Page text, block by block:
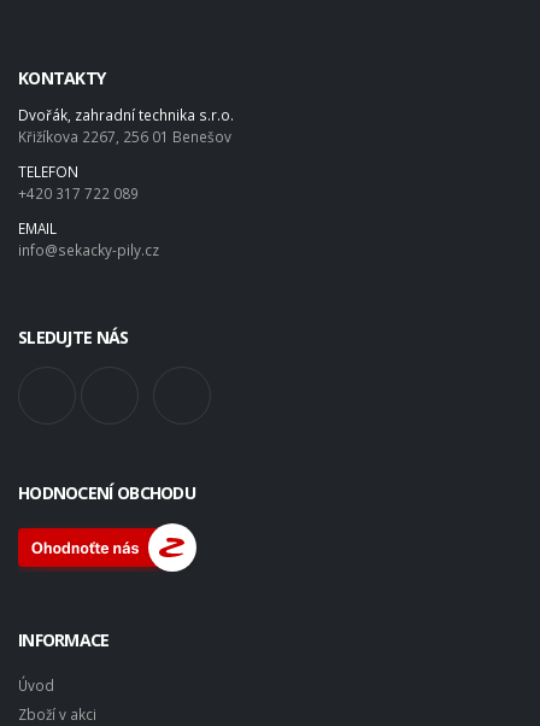
KONTAKTY
Dvořák, zahradní technika s.r.o.
Křižíkova 2267, 256 01 Benešov
TELEFON
+420 317 722 089
EMAIL
info@sekacky-pily.cz
SLEDUJTE NÁS
HODNOCENÍ OBCHODU
INFORMACE
Úvod
Zboží v akci